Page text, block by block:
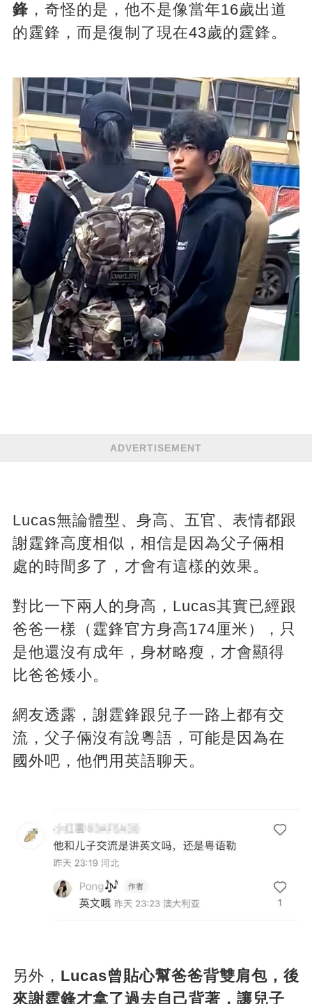
鋒，奇怪的是，他不是像當年16歲出道
的霆鋒，而是復制了現在43歲的霆鋒。
ADVERTISEMENT
Lucas無論體型、身高、五官、表情都跟
謝霆鋒高度相似，相信是因為父子倆相
處的時間多了，才會有這樣的效果。
對比一下兩人的身高，Lucas其實已經跟
爸爸一樣（霆鋒官方身高174厘米），只
是他還沒有成年，身材略瘦，才會顯得
比爸爸矮小。
網友透露，謝霆鋒跟兒子一路上都有交
流，父子倆沒有說粵語，可能是因為在
國外吧，他們用英語聊天。
另外， Lucas曾貼心幫爸爸背雙肩包，後
來謝霆鋒才拿了過去自己背著，讓兒子